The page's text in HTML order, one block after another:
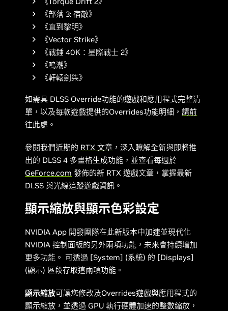
《部落 3: 宿敵》
《直到黎明》
《Vector Strike》
《戰錘 40K：星際戰士 2》
《鳴潮》
《軒轅劍柒》
如需具 DLSS Override功能的遊戲和應用程式完整清
單，以及每款遊戲提供的Overrides功能明細，請前
往此處 。
參閱我們近期的 RTX 文章 ，深入瞭解全新與即將推
出的 DLSS 4 多畫格生成功能，並查看每週於
GeForce.com 發佈的新 RTX 遊戲文章，掌握最新
DLSS 與光線追蹤遊戲資訊。
顯示縮放與顯示色彩設定
NVIDIA App 開發團隊在此新版本中加速並現代化
NVIDIA 控制面板的另外兩項功能，未來會持續增加
更多功能。 可透過 [System] (系統) 的 [Displays]
(顯示) 區段存取這兩項功能。
顯示縮放可讓您修改及Overrides遊戲與應用程式的
顯示縮放，並透過 GPU 執行硬體加速的整數縮放，